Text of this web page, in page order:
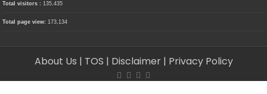
Total visitors :135,435
Total page view:173,134
About Us | TOS | Disclaimer | Privacy Policy